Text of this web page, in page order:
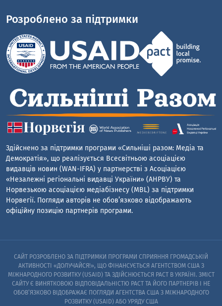
Розроблено за підтримки
Здійснено за підтримки програми «Сильніші разом: Медіа та
Демократія», що реалізується Всесвітньою асоціацією
видавців новин (WAN-IFRA) у партнерстві з Асоціацією
«Незалежні регіональні видавці України» (АНРВУ) та
Норвезькою асоціацією медіабізнесу (MBL) за підтримки
Норвегії. Погляди авторів не обов’язково відображають
офіційну позицію партнерів програми.
САЙТ РОЗРОБЛЕНО ЗА ПІДТРИМКИ ПРОГРАМИ СПРИЯННЯ ГРОМАДСЬКІЙ
АКТИВНОСТІ «ДОЛУЧАЙСЯ!», ЩО ФІНАНСУЄТЬСЯ АГЕНТСТВОМ США З
МІЖНАРОДНОГО РОЗВИТКУ (USAID) ТА ЗДІЙСНЮЄТЬСЯ PACT В УКРАЇНІ. ЗМІСТ
САЙТУ Є ВИНЯТКОВОЮ ВІДПОВІДАЛЬНІСТЮ PACT ТА ЙОГО ПАРТНЕРІВ I НЕ
ОБОВ’ЯЗКОВО ВІДОБРАЖАЄ ПОГЛЯДИ АГЕНТСТВА США З МІЖНАРОДНОГО
РОЗВИТКУ (USAID) АБО УРЯДУ США